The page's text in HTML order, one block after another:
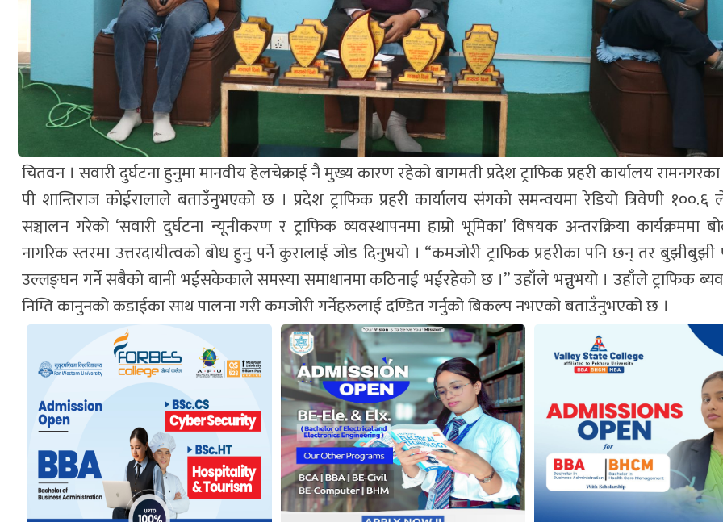
चितवन । सवारी दुर्घटना हुनुमा मानवीय हेलचेक्राई नै मुख्य कारण रहेको बागमती प्रदेश ट्राफिक प्रहरी कार्यालय
पी शान्तिराज कोईरालाले बताउँनुभएको छ । प्रदेश ट्राफिक प्रहरी कार्यालय संगको समन्वयमा रेडियो त्रिवेणी १००.६
सञ्चालन गरेको ‘सवारी दुर्घटना न्यूनीकरण र ट्राफिक व्यवस्थापनमा हाम्रो भूमिका’ विषयक अन्तरक्रिया कार्यक्रममा
नागरिक स्तरमा उत्तरदायीत्वको बोध हुनु पर्ने कुरालाई जोड दिनुभयो । “कमजोरी ट्राफिक प्रहरीका पनि छन् तर बुझीबुझी
उल्लङ्घन गर्ने सबैको बानी भईसकेकाले समस्या समाधानमा कठिनाई भईरहेको छ ।” उहाँले भन्नुभयो । उहाँले ट्राफिक
निम्ति कानुनको कडाईका साथ पालना गरी कमजोरी गर्नेहरुलाई दण्डित गर्नुको बिकल्प नभएको बताउँनुभएको छ ।